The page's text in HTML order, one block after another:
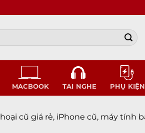
MACBOOK TAI NGHE PHỤ KIỆN
cũ giá rẻ, iPhone cũ, máy tính